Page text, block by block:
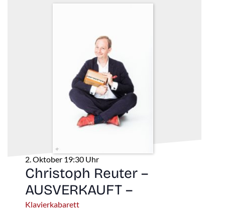
2. Oktober 19:30 Uhr
Christoph Reuter –
AUSVERKAUFT –
Klavierkabarett